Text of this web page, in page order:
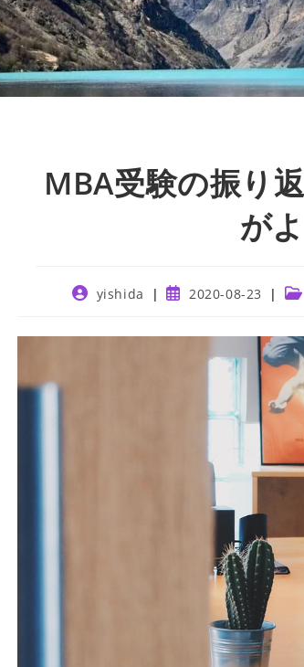
MBA受験の振り
が
Postyishida
Post2020-08-23
Post